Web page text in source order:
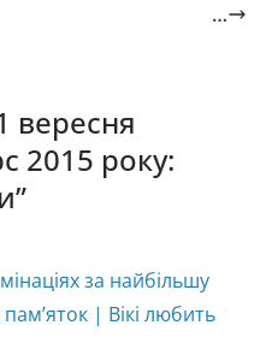
…
вересня
2015 року:
”
за найбільшу
| Вікі любить